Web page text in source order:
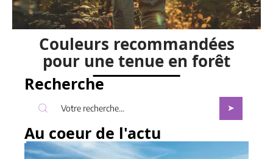
Couleurs recommandées
pour une tenue en forêt
Recherche
Au coeur de l'actu